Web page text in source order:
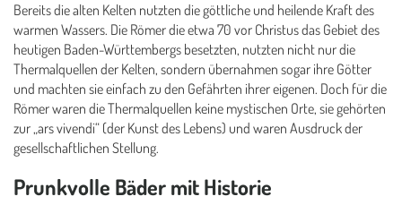
Bereits die alten Kelten nutzten die göttliche und heilende Kraft des
warmen Wassers. Die Römer die etwa 70 vor Christus das Gebiet des
heutigen Baden-Württembergs besetzten, nutzten nicht nur die
Thermalquellen der Kelten, sondern übernahmen sogar ihre Götter
und machten sie einfach zu den Gefährten ihrer eigenen. Doch für die
Römer waren die Thermalquellen keine mystischen Orte, sie gehörten
zur „ars vivendi“ (der Kunst des Lebens) und waren Ausdruck der
gesellschaftlichen Stellung.
Prunkvolle Bäder mit Historie